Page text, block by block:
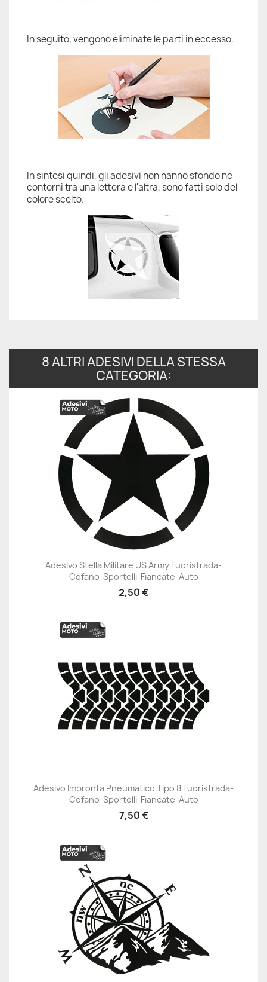
In seguito, vengono eliminate le parti in eccesso.
In sintesi quindi, gli adesivi non hanno sfondo ne
contorni tra una lettera e l'altra, sono fatti solo del
colore scelto.
8 ALTRI ADESIVI DELLA STESSA
CATEGORIA:
Adesivo Stella Militare US Army Fuoristrada-
Cofano-Sportelli-Fiancate-Auto
2,50 €
Adesivo Impronta Pneumatico Tipo 8 Fuoristrada-
Cofano-Sportelli-Fiancate-Auto
7,50 €